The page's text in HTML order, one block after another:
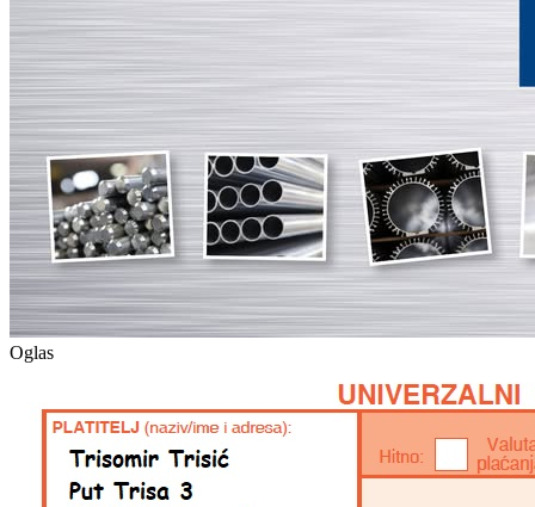
Oglas